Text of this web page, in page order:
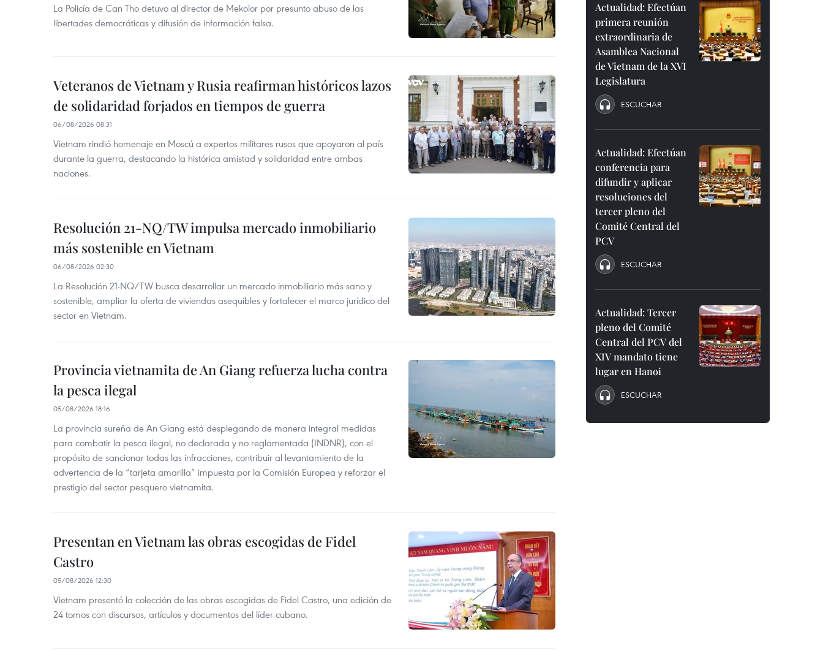
La Policía de Can Tho detuvo al director de Mekolor por presunto abuso de las
libertades democráticas y difusión de información falsa.
Veteranos de Vietnam y Rusia reafirman históricos lazos
de solidaridad forjados en tiempos de guerra
06/08/2026 08:31
Vietnam rindió homenaje en Moscú a expertos militares rusos que apoyaron al país
durante la guerra, destacando la histórica amistad y solidaridad entre ambas
naciones.
Resolución 21-NQ/TW impulsa mercado inmobiliario
más sostenible en Vietnam
06/08/2026 02:30
La Resolución 21-NQ/TW busca desarrollar un mercado inmobiliario más sano y
sostenible, ampliar la oferta de viviendas asequibles y fortalecer el marco jurídico del
sector en Vietnam.
Provincia vietnamita de An Giang refuerza lucha contra
la pesca ilegal
05/08/2026 18:16
La provincia sureña de An Giang está desplegando de manera integral medidas
para combatir la pesca ilegal, no declarada y no reglamentada (INDNR), con el
propósito de sancionar todas las infracciones, contribuir al levantamiento de la
advertencia de la “tarjeta amarilla” impuesta por la Comisión Europea y reforzar el
prestigio del sector pesquero vietnamita.
Presentan en Vietnam las obras escogidas de Fidel
Castro
05/08/2026 12:30
Vietnam presentó la colección de las obras escogidas de Fidel Castro, una edición de
24 tomos con discursos, artículos y documentos del líder cubano.
Actualidad: Efectúan
primera reunión
extraordinaria de
Asamblea Nacional
de Vietnam de la XVI
Legislatura
ESCUCHAR
Actualidad: Efectúan
conferencia para
difundir y aplicar
resoluciones del
tercer pleno del
Comité Central del
PCV
ESCUCHAR
Actualidad: Tercer
pleno del Comité
Central del PCV del
XIV mandato tiene
lugar en Hanoi
ESCUCHAR